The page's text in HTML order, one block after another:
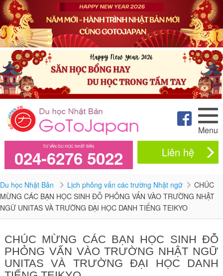
Menu
TƯ VẤN DU HỌC NHẬT BẢN
024-6276 5022 Liên hệ
Du học Nhật Bản Lịch phỏng vấn các trường Nhật ngữ
CHÚC
MỪNG CÁC BẠN HỌC SINH ĐỖ PHỎNG VẤN VÀO TRƯỜNG NHẬT
NGỮ UNITAS VÀ TRƯỜNG ĐẠI HỌC DANH TIẾNG TEIKYO
CHÚC MỪNG CÁC BẠN HỌC SINH ĐỖ
PHỎNG VẤN VÀO TRƯỜNG NHẬT NGỮ
UNITAS VÀ TRƯỜNG ĐẠI HỌC DANH